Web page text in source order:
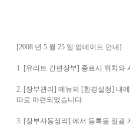
[2008 년 5 월 25 일 업데이트 안내]
1. [유리트 간편장부] 종료시 위치와
2. [장부관리] 메뉴의 [환경설정] 내
따로 마련되었습니다.
3. [장부자동정리] 에서 등록을 일괄